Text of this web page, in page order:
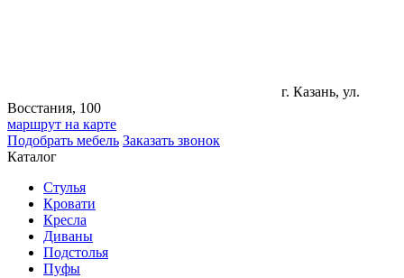
г. Казань, ул.
Восстания, 100
маршрут на карте
Подобрать мебель Заказать звонок
Каталог
Стулья
Кровати
Кресла
Диваны
Подстолья
Пуфы